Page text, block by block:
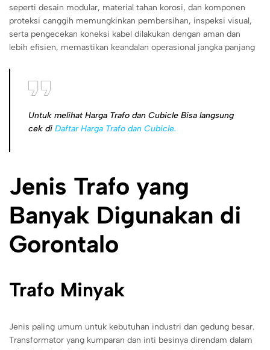
seperti desain modular, material tahan korosi, dan komponen
proteksi canggih memungkinkan pembersihan, inspeksi visual,
serta pengecekan koneksi kabel dilakukan dengan aman dan
lebih efisien, memastikan keandalan operasional jangka panjang
Untuk melihat Harga Trafo dan Cubicle Bisa langsung
cek di Daftar Harga Trafo dan Cubicle.
Jenis Trafo yang
Banyak Digunakan di
Gorontalo
Trafo Minyak
Jenis paling umum untuk kebutuhan industri dan gedung besar.
Transformator yang kumparan dan inti besinya direndam dalam